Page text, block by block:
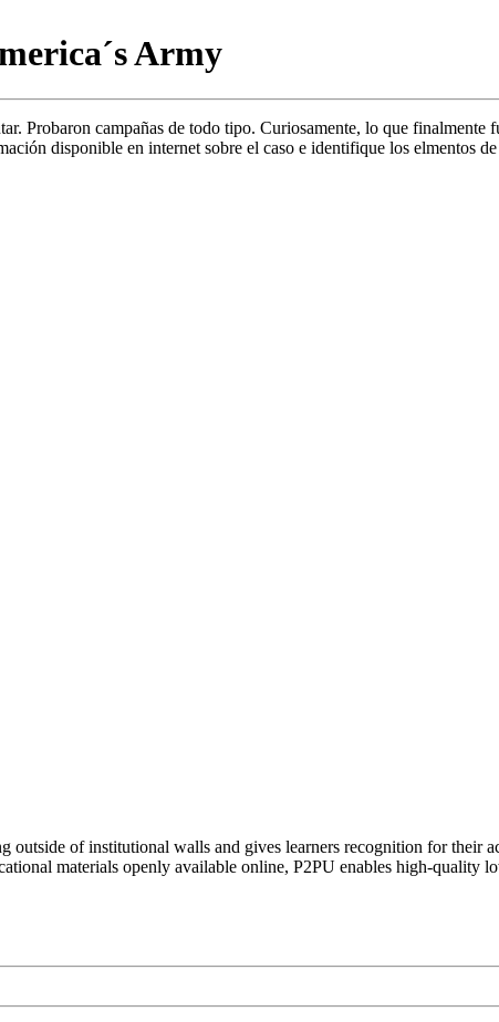
Army
Probaron campañas de todo tipo. Curiosamente, lo que
disponible en internet sobre el caso e identifique los elmentos
outside of institutional walls and gives learners recognition for their
materials openly available online, P2PU enables high-quality